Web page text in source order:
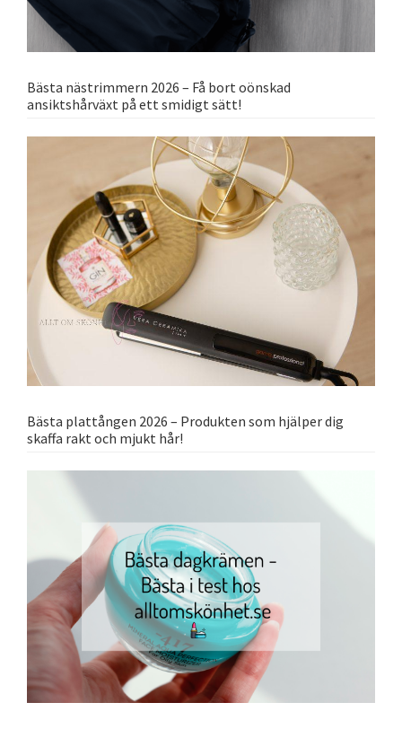
Bästa nästrimmern 2026 – Få bort oönskad
ansiktshårväxt på ett smidigt sätt!
Bästa plattången 2026 – Produkten som hjälper dig
skaffa rakt och mjukt hår!